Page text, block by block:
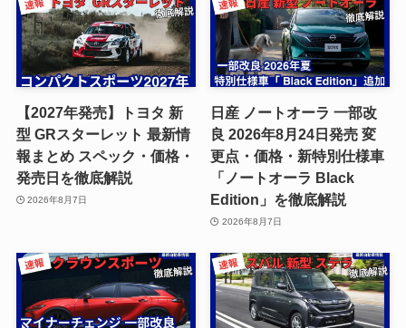
【2027年発売】トヨタ 新
型 GRスターレット 最新情
報まとめ スペック・価格・
発売日を徹底解説
2026年8月7日
日産 ノートオーラ 一部改
良 2026年8月24日発売 変
更点・価格・新特別仕様車
「ノートオーラ Black
Edition」を徹底解説
2026年8月7日